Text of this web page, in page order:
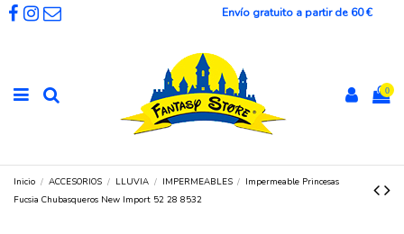
Envío gratuito a partir de 60 €
0
Inicio ACCESORIOS LLUVIA IMPERMEABLES
Impermeable Princesas
Fucsia Chubasqueros New Import 52 28 8532